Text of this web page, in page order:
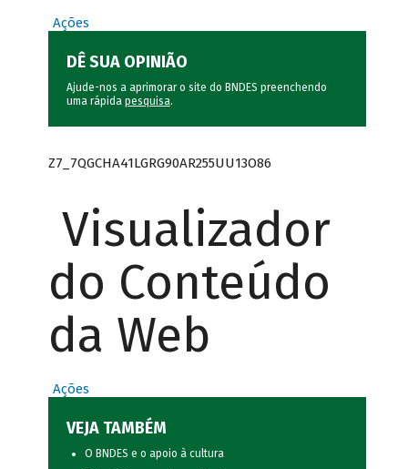
Ações
DÊ SUA OPINIÃO
Ajude-nos a aprimorar o site do BNDES preenchendo
uma rápida pesquisa.
Z7_7QGCHA41LGRG90AR255UU13O86
Visualizador
do Conteúdo
da Web
Ações
VEJA TAMBÉM
O BNDES e o apoio à cultura